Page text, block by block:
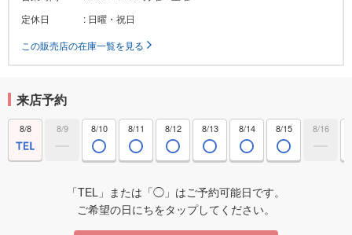
定休日
: 日曜・祝日
この販売店の在庫一覧を見る
来店予約
8/8 8/9 8/10 8/11 8/12 8/13 8/14 8/15 8/16
「TEL」または「◯」はご予約可能日です。
ご希望の日にちをタップしてください。